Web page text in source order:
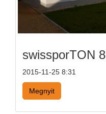
swissporTON 8
2015-11-25 8:31
Megnyit